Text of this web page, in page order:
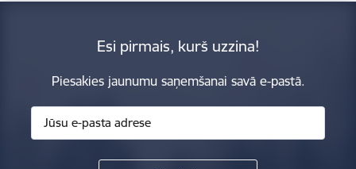
Esi pirmais, kurš uzzina!
Piesakies jaunumu saņemšanai savā e-pastā.